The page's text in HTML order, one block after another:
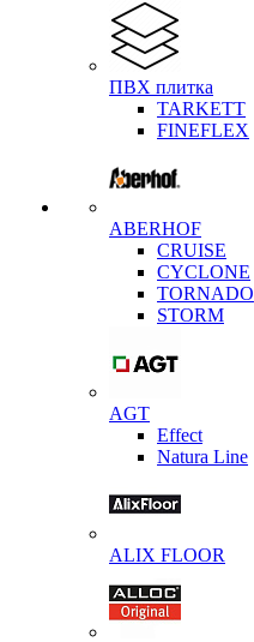
ПВХ плитка
TARKETT
FINEFLEX
ABERHOF
CRUISE
CYCLONE
TORNADO
STORM
AGT
Effect
Natura Line
ALIX FLOOR